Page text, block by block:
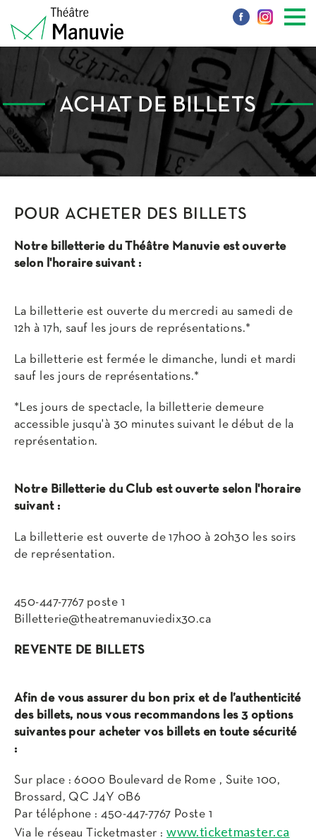
ACHAT DE BILLETS
POUR ACHETER DES BILLETS
Notre billetterie du Théâtre Manuvie est ouverte
selon l'horaire suivant :
La billetterie est ouverte du mercredi au samedi de
12h à 17h, sauf les jours de représentations.*
La billetterie est fermée le dimanche, lundi et mardi
sauf les jours de représentations.*
*Les jours de spectacle, la billetterie demeure
accessible jusqu'à 30 minutes suivant le début de la
représentation.
Notre Billetterie du Club est ouverte selon l'horaire
suivant :
La billetterie est ouverte de 17h00 à 20h30 les soirs
de représentation.
450-447-7767 poste 1
Billetterie@theatremanuviedix30.ca
REVENTE DE BILLETS
Afin de vous assurer du bon prix et de l’authenticité
des billets, nous vous recommandons les 3 options
suivantes pour acheter vos billets en toute sécurité
:
Sur place : 6000 Boulevard de Rome , Suite 100,
Brossard, QC J4Y 0B6
Par téléphone : 450-447-7767 Poste 1
Via le réseau Ticketmaster :www.ticketmaster.ca